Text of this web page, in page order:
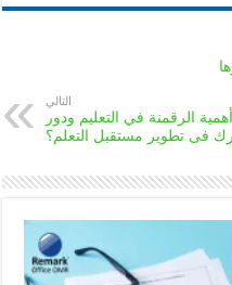
التالي
أهمية الرقمنة في التعليم ودور
فى تطوير مستقبل التعلم؟